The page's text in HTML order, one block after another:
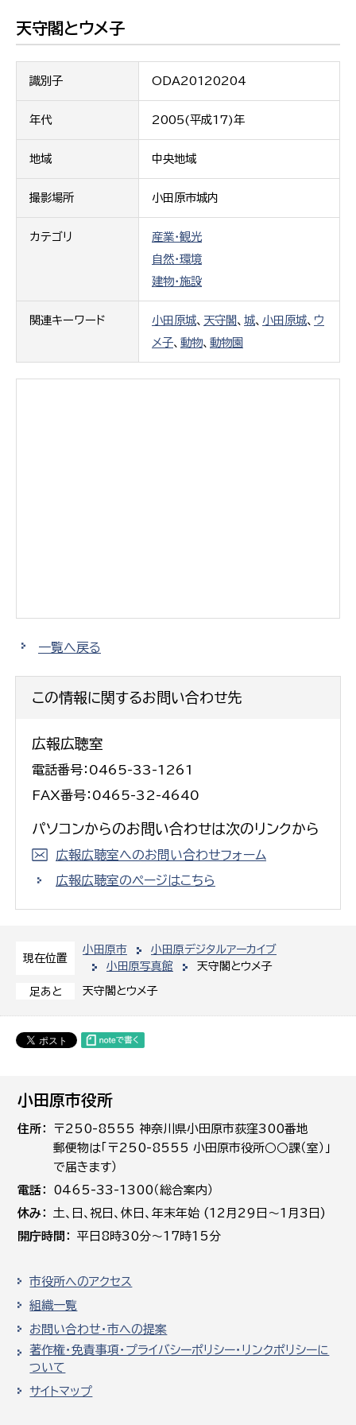
現在位置
小田原市
小田原デジタルアーカイブ
小田原写真館
天守閣とウメ子
足あと 天守閣とウメ子
天守閣とウメ子
識別子 ODA20120204
年代 2005(平成17)年
地域 中央地域
撮影場所 小田原市城内
カテゴリ
産業・観光
自然・環境
建物・施設
関連キーワード 小田原城、 天守閣 、 城、 小田原城、 ウ
メ子、 動物、 動物園
一覧へ戻る
この情報に関するお問い合わせ先
広報広聴室
電話番号：0465-33-1261
FAX番号：0465-32-4640
パソコンからのお問い合わせは次のリンクから
広報広聴室へのお問い合わせフォーム
広報広聴室のページはこちら
小田原市役所
住所
〒250-8555 神奈川県小田原市荻窪300番地
郵便物は「〒250-8555 小田原市役所○○課（室）」
で届きます）
電話
0465-33-1300（総合案内）
休み
土､日､祝日、休日、年末年始 (12月29日～1月3日)
開庁時間
平日8時30分～17時15分
市役所へのアクセス
組織一覧
お問い合わせ・市への提案
著作権・免責事項・プライバシーポリシー・リンクポリシーに
ついて
サイトマップ